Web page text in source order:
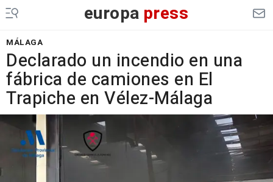
europa press
MÁLAGA
Declarado un incendio en una
fábrica de camiones en El
Trapiche en Vélez-Málaga